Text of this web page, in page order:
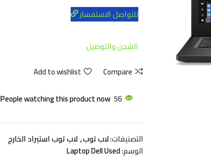
للتواصل الاستفسار
الشحن والتوصيل
Compare
Add to wishlist
56
People watching this product now!
التصنيفات:لاب توب,لاب توب استيراد الخارج
الوسم:Laptop Dell Used